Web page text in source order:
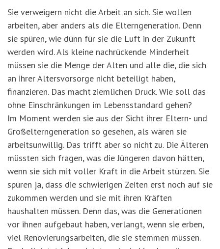
Sie verweigern nicht die Arbeit an sich. Sie wollen
arbeiten, aber anders als die Elterngeneration. Denn
sie spüren, wie dünn für sie die Luft in der Zukunft
werden wird. Als kleine nachrückende Minderheit
müssen sie die Menge der Alten und alle die, die sich
an ihrer Altersvorsorge nicht beteiligt haben,
finanzieren. Das macht ziemlichen Druck. Wie soll das
ohne Einschränkungen im Lebensstandard gehen?
Im Moment werden sie aus der Sicht ihrer Eltern- und
Großelterngeneration so gesehen, als wären sie
arbeitsunwillig. Das trifft aber so nicht zu. Die Älteren
müssten sich fragen, was die Jüngeren davon hätten,
wenn sie sich mit voller Kraft in die Arbeit stürzen. Sie
spüren ja, dass die schwierigen Zeiten erst noch auf sie
zukommen werden und sie mit ihren Kräften
haushalten müssen. Denn das, was die Generationen
vor ihnen aufgebaut haben, verlangt, wenn sie erben,
viel Renovierungsarbeiten, die sie stemmen müssen.